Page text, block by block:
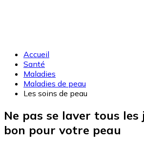
Accueil
Santé
Maladies
Maladies de peau
Les soins de peau
Ne pas se laver tous les
bon pour votre peau